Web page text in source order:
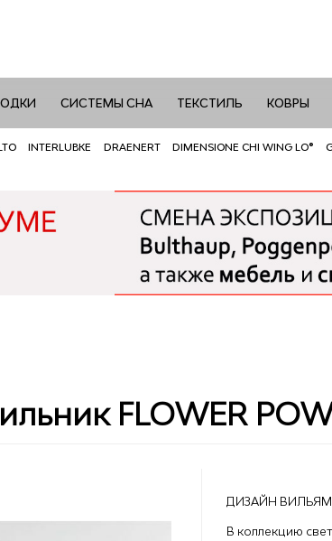
СИСТЕМЫ СНА ТЕКСТИЛЬ КОВРЫ
INTERLUBKE DRAENERT DIMENSIONE CHI WING LO®
FLOWER
ДИЗАЙН ВИЛЬЯМ
В коллекцию